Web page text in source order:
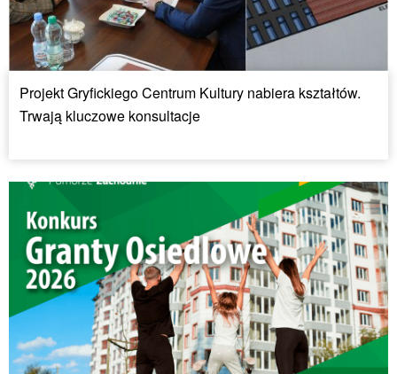
Projekt Gryfickiego Centrum Kultury nabiera kształtów.
Trwają kluczowe konsultacje